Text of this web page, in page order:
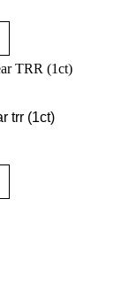
trr (1ct)